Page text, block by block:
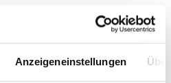
Anzeigeneinstellungen